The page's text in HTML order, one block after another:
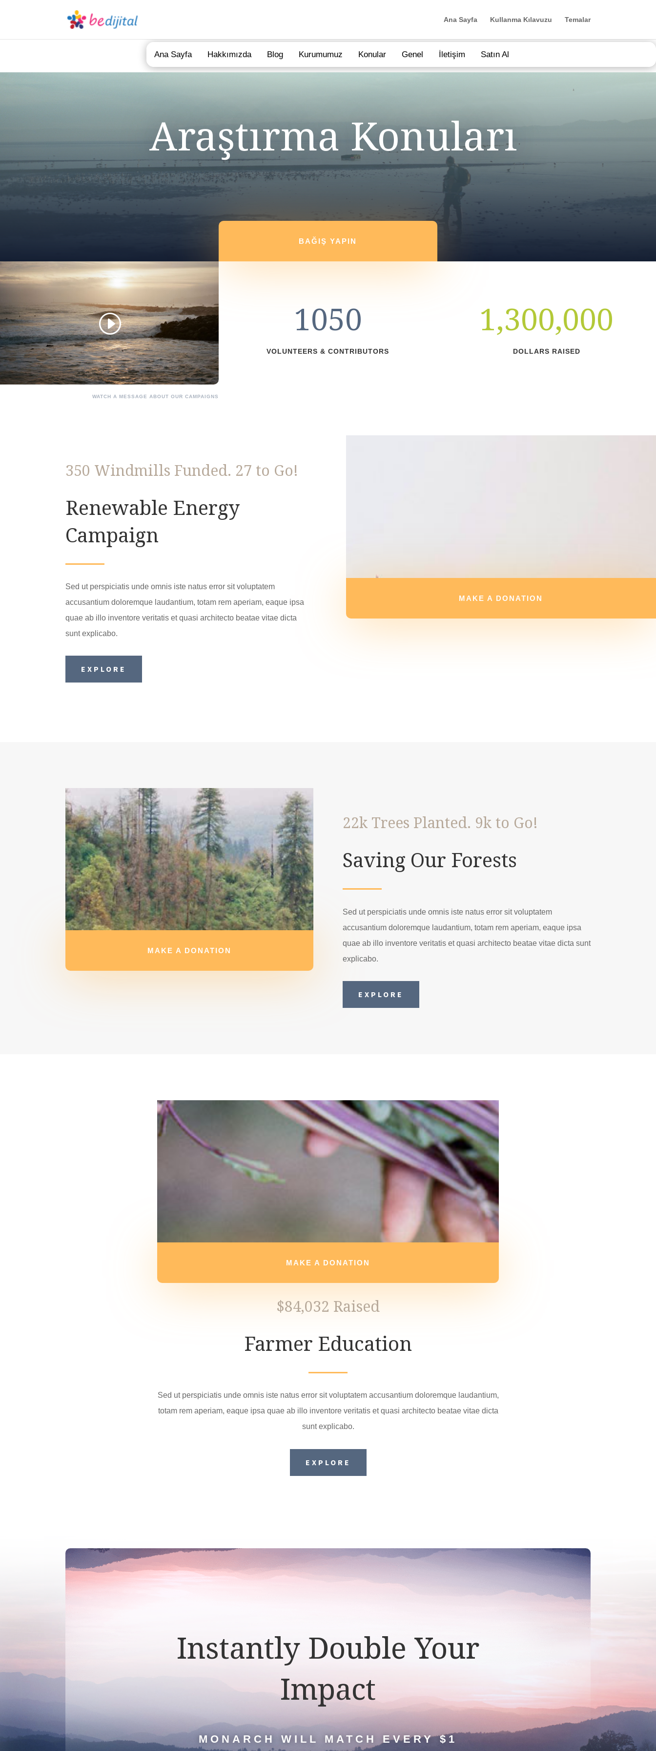
Ana Sayfa Kullanma Kılavuzu Temalar
Ana Sayfa Hakkımızda Blog Kurumumuz Konular Genel İletişim Satın Al
Araştırma Konuları
BAĞIŞ YAPIN
WATCH A MESSAGE ABOUT OUR CAMPAIGNS
1050
VOLUNTEERS & CONTRIBUTORS
1,300,000
DOLLARS RAISED
350 Windmills Funded. 27 to Go!
Renewable Energy
Campaign
Sed ut perspiciatis unde omnis iste natus error sit voluptatem
accusantium doloremque laudantium, totam rem aperiam, eaque ipsa
quae ab illo inventore veritatis et quasi architecto beatae vitae dicta
sunt explicabo.
EXPLORE
MAKE A DONATION
MAKE A DONATION
22k Trees Planted. 9k to Go!
Saving Our Forests
Sed ut perspiciatis unde omnis iste natus error sit voluptatem
accusantium doloremque laudantium, totam rem aperiam, eaque ipsa
quae ab illo inventore veritatis et quasi architecto beatae vitae dicta sunt
explicabo.
EXPLORE
MAKE A DONATION
$84,032 Raised
Farmer Education
Sed ut perspiciatis unde omnis iste natus error sit voluptatem accusantium doloremque laudantium,
totam rem aperiam, eaque ipsa quae ab illo inventore veritatis et quasi architecto beatae vitae dicta
sunt explicabo.
EXPLORE
Instantly Double Your
Impact
MONARCH WILL MATCH EVERY $1